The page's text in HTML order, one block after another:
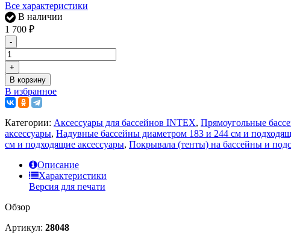
Все характеристики
В наличии
1 700 ₽
-
+
В корзину
В избранное
Категории: Аксессуары для бассейнов INTEX, Прямоугольные
аксессуары, Надувные бассейны диаметром 183 и 244 см и
см и подходящие аксессуары, Покрывала (тенты) на бассейны и
Описание
Характеристики
Версия для печати
Обзор
Артикул: 28048